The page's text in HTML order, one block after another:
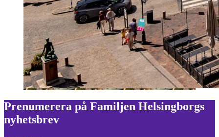
Prenumerera på Familjen Helsingborgs
nyhetsbrev